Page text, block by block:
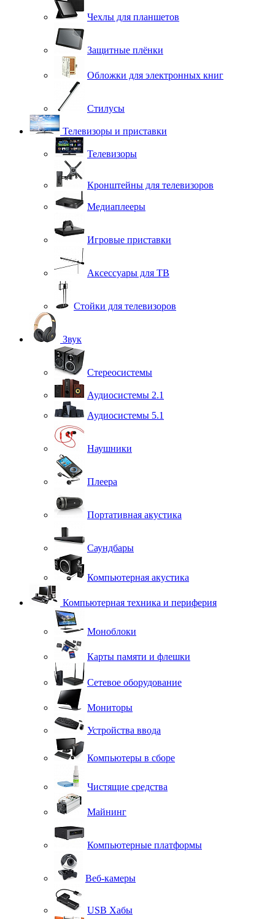
Чехлы для планшетов
Защитные плёнки
Обложки для электронных книг
Стилусы
Телевизоры и приставки
Телевизоры
Кронштейны для телевизоров
Медиаплееры
Игровые приставки
Аксессуары для ТВ
Стойки для телевизоров
Звук
Стереосистемы
Аудиосистемы 2.1
Аудиосистемы 5.1
Наушники
Плеера
Портативная акустика
Саундбары
Компьютерная акустика
Компьютерная техника и периферия
Моноблоки
Карты памяти и флешки
Сетевое оборудование
Мониторы
Устройства ввода
Компьютеры в сборе
Чистящие средства
Майнинг
Компьютерные платформы
Веб-камеры
USB Хабы